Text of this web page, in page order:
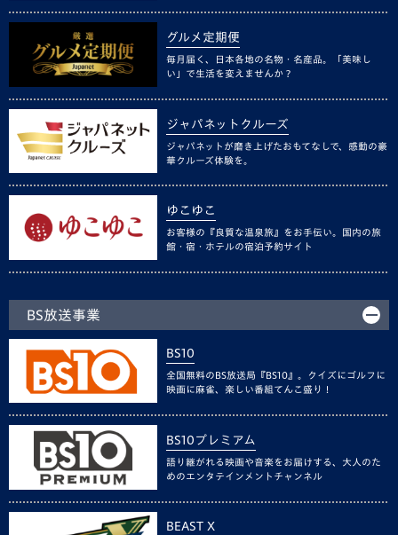
グルメ定期便
毎月届く、日本各地の名物・名産品。「美味し
い」で生活を変えませんか？
ジャパネットクルーズ
ジャパネットが磨き上げたおもてなしで、感動の豪
華クルーズ体験を。
ゆこゆこ
お客様の『良質な温泉旅』をお手伝い。国内の旅
館・宿・ホテルの宿泊予約サイト
BS放送事業
BS10
全国無料のBS放送局『BS10』。クイズにゴルフに
映画に麻雀、楽しい番組てんこ盛り！
BS10プレミアム
語り継がれる映画や音楽をお届けする、大人のた
めのエンタテインメントチャンネル
BEAST X